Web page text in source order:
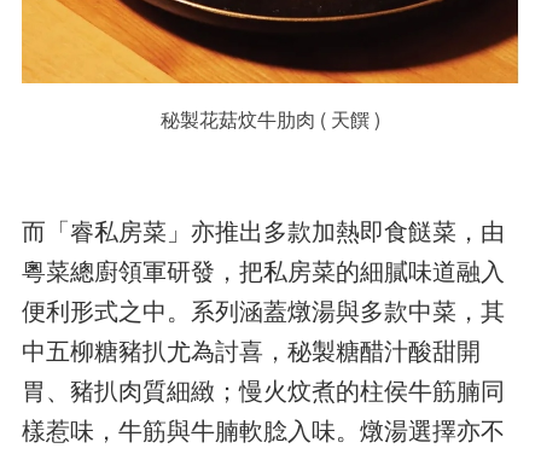
秘製花菇炆牛肋肉 ( 天饌 )
而「睿私房菜」亦推出多款加熱即食餸菜，由
粵菜總廚領軍研發，把私房菜的細膩味道融入
便利形式之中。系列涵蓋燉湯與多款中菜，其
中五柳糖豬扒尤為討喜，秘製糖醋汁酸甜開
胃、豬扒肉質細緻；慢火炆煮的柱侯牛筋腩同
樣惹味，牛筋與牛腩軟腍入味。燉湯選擇亦不